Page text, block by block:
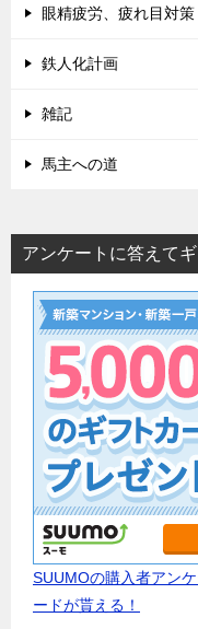
眼精疲労、疲れ目対策
鉄人化計画
雑記
馬主への道
アンケートに答えて
SUUMOの購入者アン
ードが貰える！